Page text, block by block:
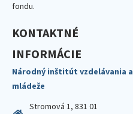
fondu.
KONTAKTNÉ
INFORMÁCIE
Národný inštitút vzdelávania a
mládeže
Stromová 1, 831 01